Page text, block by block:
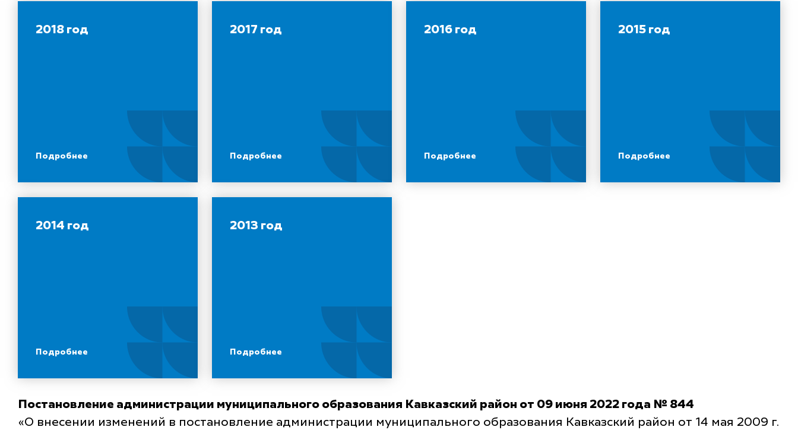
2018 год
Подробнее
2017 год
Подробнее
2016 год
Подробнее
2015 год
Подробнее
2014 год
Подробнее
2013 год
Подробнее
Постановление администрации муниципального образования Кавказский район от 09 июня 2022 года № 844
«О внесении изменений в постановление администрации муниципального образования Кавказский район от 14 мая 2009 г.